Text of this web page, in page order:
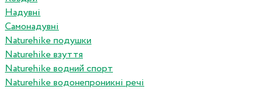
Надувні
Самонадувні
Naturehike подушки
Naturehike взуття
Naturehike водний спорт
Naturehike водонепроникні речі